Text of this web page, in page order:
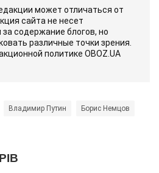
может отличаться от
сайта не несет
содержание блогов, но
различные точки зрения.
политике OBOZ.UA
Владимир Путин Борис Немцов